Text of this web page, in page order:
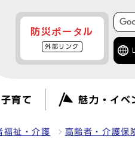
防災ポータル
外部リンク
育て 魅力・イベ
福祉・介護 高齢者・介護保